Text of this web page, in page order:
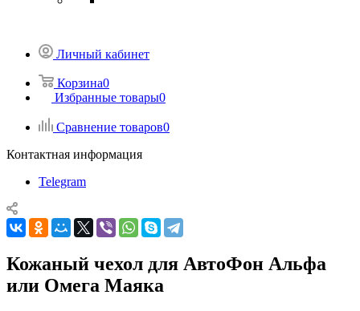
Личный кабинет
Корзина0
Избранные товары0
Сравнение товаров0
Контактная информация
Telegram
Кожаный чехол для АвтоФон Альфа
или Омега Маяка